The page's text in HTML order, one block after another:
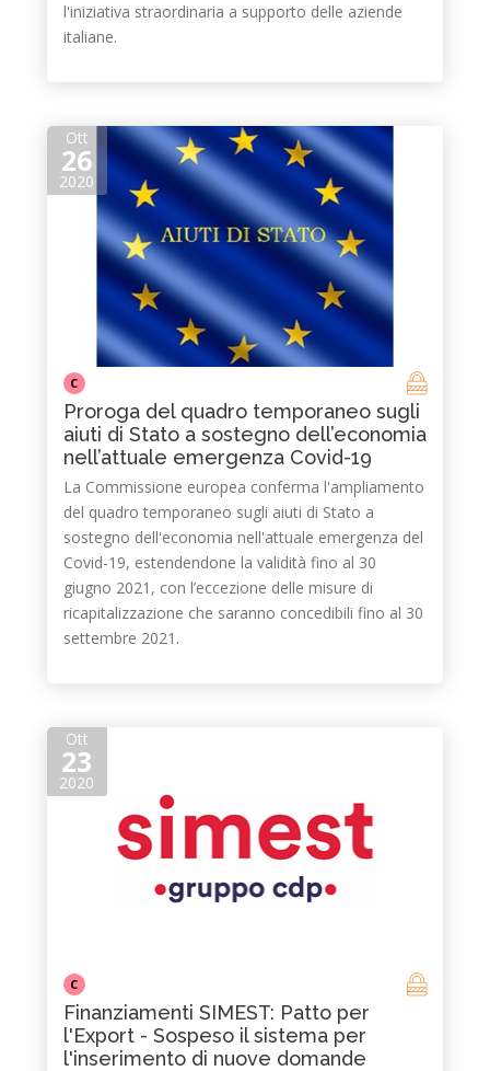
l'iniziativa straordinaria a supporto delle aziende
italiane.
Ott
26
2020
C
Proroga del quadro temporaneo sugli
aiuti di Stato a sostegno dell’economia
nell’attuale emergenza Covid-19
La Commissione europea conferma l'ampliamento
del quadro temporaneo sugli aiuti di Stato a
sostegno dell'economia nell'attuale emergenza del
Covid-19, estendendone la validità fino al 30
giugno 2021, con l’eccezione delle misure di
ricapitalizzazione che saranno concedibili fino al 30
settembre 2021.
Ott
23
2020
C
Finanziamenti SIMEST: Patto per
l'Export - Sospeso il sistema per
l'inserimento di nuove domande